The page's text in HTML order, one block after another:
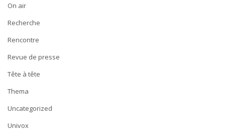
On air
Recherche
Rencontre
Revue de presse
Tête à tête
Thema
Uncategorized
Univox